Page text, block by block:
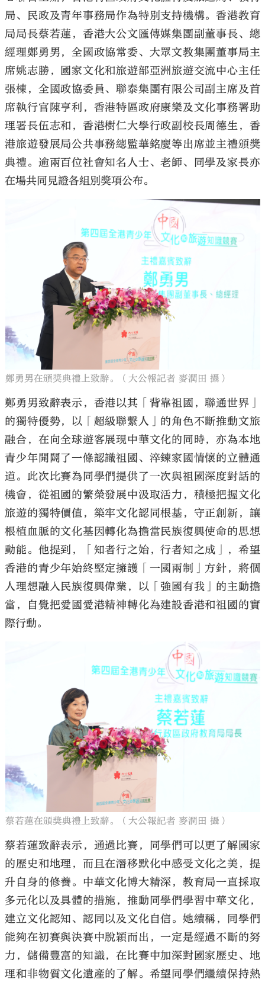
局、民政及青年事務局作為特別支持機構。香港教育
局局長蔡若蓮，香港大公文匯傳媒集團副董事長、總
經理鄭勇男，全國政協常委、大眾文教集團董事局主
席姚志勝，國家文化和旅遊部亞洲旅遊交流中心主任
張棟，全國政協委員、聯泰集團有限公司副主席及首
席執行官陳亨利，香港特區政府康樂及文化事務署助
理署長伍志和，香港樹仁大學行政副校長周德生，香
港旅遊發展局公共事務總監華銘慶等出席並主禮頒獎
典禮。逾兩百位社會知名人士、老師、同學及家長亦
在場共同見證各組別獎項公布。
鄭勇男在頒獎典禮上致辭。（大公報記者 麥潤田 攝）
鄭勇男致辭表示，香港以其「背靠祖國，聯通世界」
的獨特優勢，以「超級聯繫人」的角色不斷推動文旅
融合，在向全球遊客展現中華文化的同時，亦為本地
青少年開闢了一條認識祖國、淬鍊家國情懷的立體通
道。此次比賽為同學們提供了一次與祖國深度對話的
機會，從祖國的繁榮發展中汲取活力，積極把握文化
旅遊的獨特價值，築牢文化認同根基，守正創新，讓
根植血脈的文化基因轉化為擔當民族復興使命的思想
動能。他提到，「知者行之始，行者知之成」，希望
香港的青少年始終堅定擁護「一國兩制」方針，將個
人理想融入民族復興偉業，以「強國有我」的主動擔
當，自覺把愛國愛港精神轉化為建設香港和祖國的實
際行動。
蔡若蓮在頒獎典禮上致辭。（大公報記者 麥潤田 攝）
蔡若蓮致辭表示，通過比賽，同學們可以更了解國家
的歷史和地理，而且在潛移默化中感受文化之美，提
升自身的修養。中華文化博大精深，教育局一直採取
多元化以及具體的措施，推動同學們學習中華文化，
建立文化認知、認同以及文化自信。她續稱，同學們
能夠在初賽與決賽中脫穎而出，一定是經過不斷的努
力，儲備豐富的知識，在比賽中加深對國家歷史、地
理和非物質文化遺產的了解。希望同學們繼續保持熱